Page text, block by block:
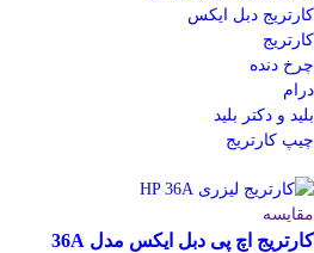
کارتریج دبل ایکس
کارتریج
چرخ دنده
درام
بلید و دکتر بلید
چیپ کارتریج
مقایسه
کارتریج اچ پی دبل ایکس مدل 36A